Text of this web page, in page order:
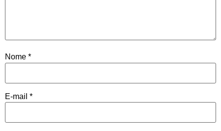
Nome *
E-mail *